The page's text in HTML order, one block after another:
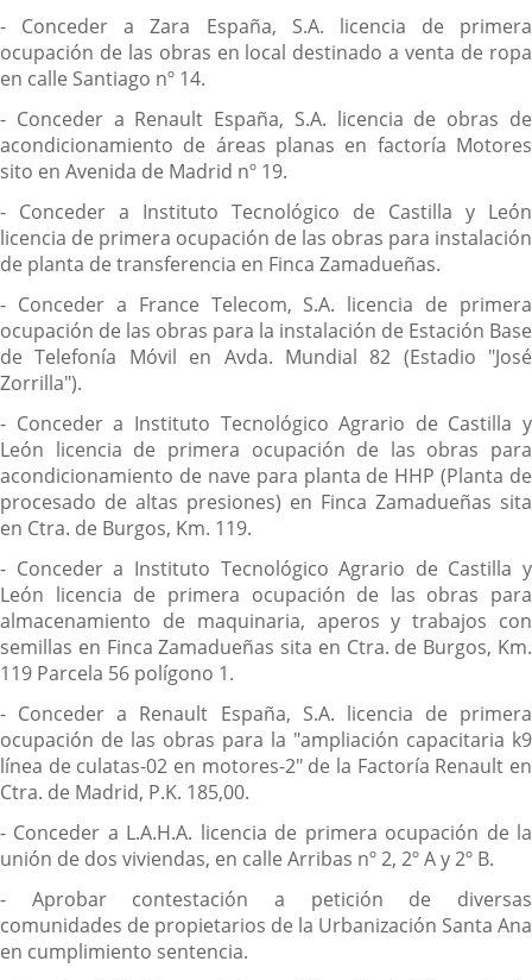
- Conceder a Zara España, S.A. licencia de primera
ocupación de las obras en local destinado a venta de ropa
en calle Santiago nº 14.
- Conceder a Renault España, S.A. licencia de obras de
acondicionamiento de áreas planas en factoría Motores
sito en Avenida de Madrid nº 19.
- Conceder a Instituto Tecnológico de Castilla y León
licencia de primera ocupación de las obras para instalación
de planta de transferencia en Finca Zamadueñas.
- Conceder a France Telecom, S.A. licencia de primera
ocupación de las obras para la instalación de Estación Base
de Telefonía Móvil en Avda. Mundial 82 (Estadio "José
Zorrilla").
- Conceder a Instituto Tecnológico Agrario de Castilla y
León licencia de primera ocupación de las obras para
acondicionamiento de nave para planta de HHP (Planta de
procesado de altas presiones) en Finca Zamadueñas sita
en Ctra. de Burgos, Km. 119.
- Conceder a Instituto Tecnológico Agrario de Castilla y
León licencia de primera ocupación de las obras para
almacenamiento de maquinaria, aperos y trabajos con
semillas en Finca Zamadueñas sita en Ctra. de Burgos, Km.
119 Parcela 56 polígono 1.
- Conceder a Renault España, S.A. licencia de primera
ocupación de las obras para la "ampliación capacitaria k9
línea de culatas-02 en motores-2" de la Factoría Renault en
Ctra. de Madrid, P.K. 185,00.
- Conceder a L.A.H.A. licencia de primera ocupación de la
unión de dos viviendas, en calle Arribas nº 2, 2º A y 2º B.
- Aprobar contestación a petición de diversas
comunidades de propietarios de la Urbanización Santa Ana
en cumplimiento sentencia.